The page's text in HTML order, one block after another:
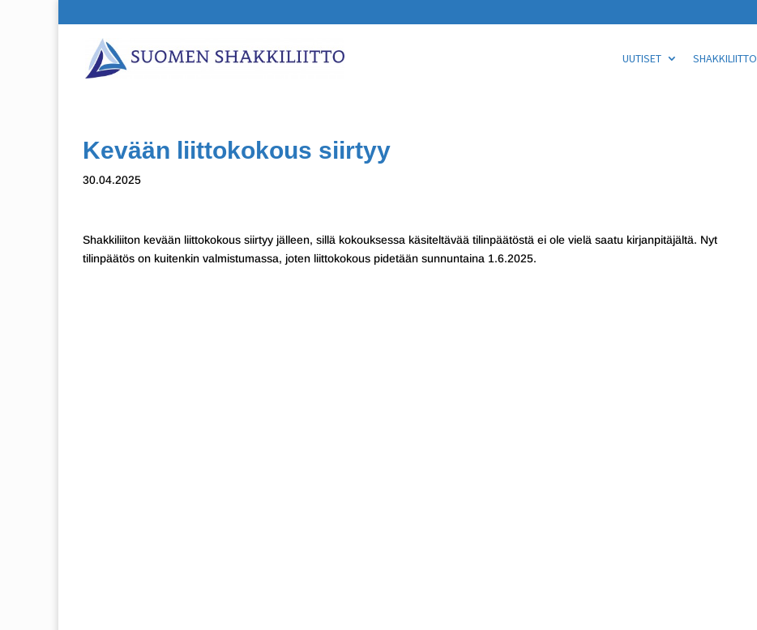
UUTISET SHAKKILIITTO
Kevään liittokokous siirtyy
30.04.2025
Shakkiliiton kevään liittokokous siirtyy jälleen, sillä kokouksessa käsiteltävää tilinpäätöstä ei ole vielä saatu kirjanpitäjältä. Nyt
tilinpäätös on kuitenkin valmistumassa, joten liittokokous pidetään sunnuntaina 1.6.2025.